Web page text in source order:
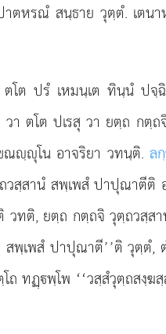
หรณํ สนฺธาย วุตฺตํ. เตนา
โต ปรํ เหมนฺเต ทินฺนํ ปจฺ
า ตโต ปเรสุ วา ยตฺถ กตฺถ
ณฺุโน อาจริยา วทนฺติ. ล
สฺสานํ สพฺเพสํ ปาปุณาตีติ อ
วทติ, ยตฺถ กตฺถจิ วุตฺถวสฺส
สพฺเพสํ ปาปุณาตี’’ติ วุตฺตํ
ทฏฺพฺโพ ‘‘วสฺสํวุตฺถสงฺฆ